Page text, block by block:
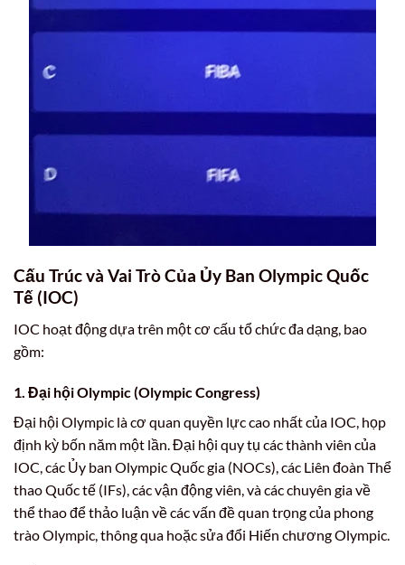
Cấu Trúc và Vai Trò Của Ủy Ban Olympic Quốc
Tế (IOC)
IOC hoạt động dựa trên một cơ cấu tổ chức đa dạng, bao
gồm:
1. Đại hội Olympic (Olympic Congress)
Đại hội Olympic là cơ quan quyền lực cao nhất của IOC, họp
định kỳ bốn năm một lần. Đại hội quy tụ các thành viên của
IOC, các Ủy ban Olympic Quốc gia (NOCs), các Liên đoàn Thể
thao Quốc tế (IFs), các vận động viên, và các chuyên gia về
thể thao để thảo luận về các vấn đề quan trọng của phong
trào Olympic, thông qua hoặc sửa đổi Hiến chương Olympic.